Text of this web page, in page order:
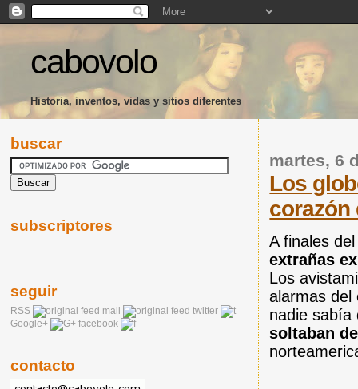
cabovolo
Historia, inventos, vidas y sitios diferentes
martes, 6
Los
corazón
A finales
extrañas
Los
alarmas del
nadie sabía
soltaban
buscar
subscriptores
seguir
RSS mail
twitter
Google+
facebook
contacto